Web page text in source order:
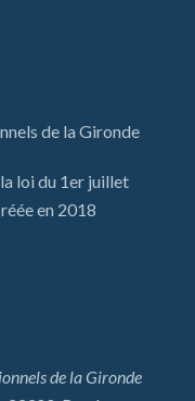
de la Gironde
loi du 1er juillet
en 2018
de la Gironde